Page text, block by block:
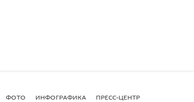
ФОТО ИНФОГРАФИКА ПРЕСС-ЦЕНТР